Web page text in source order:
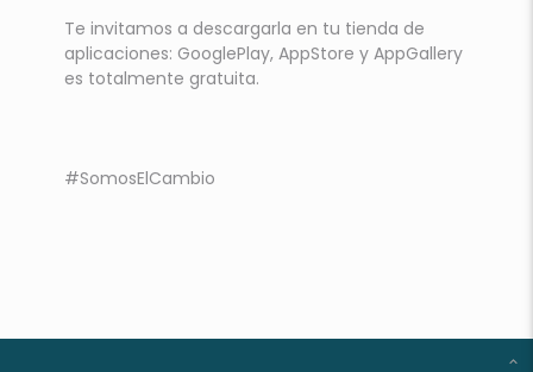
Te invitamos a descargarla en tu tienda de
aplicaciones: GooglePlay, AppStore y AppGallery
es totalmente gratuita.
#SomosElCambio